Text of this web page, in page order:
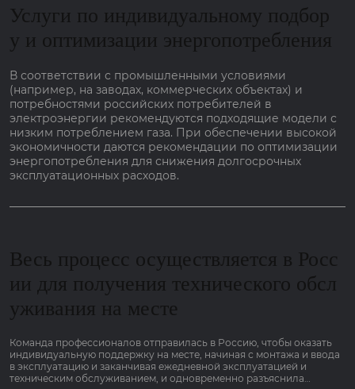
Услуги по индивидуальному подбор
у и оптимизации энергопотребления
В соответствии с промышленными условиями
(например, на заводах, коммерческих объектах) и
потребностями российских потребителей в
электроэнергии рекомендуются подходящие модели с
низким потреблением газа. При обеспечении высокой
экономичности даются рекомендации по оптимизации
энергопотребления для снижения долгосрочных
эксплуатационных расходов.
Весь процесс осуществляется в Росс
ии для получения технического обсл
уживания на месте
Команда профессионалов отправилась в Россию, чтобы оказать
индивидуальную поддержку на месте, начиная с монтажа и ввода
в эксплуатацию и заканчивая ежедневной эксплуатацией и
техническим обслуживанием, и одновременно разъяснила